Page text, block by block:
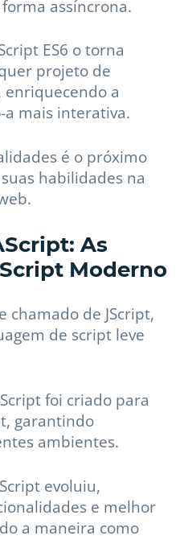
assíncrona.
ES6 o torna
projeto de
a
a mais interativa.
é o próximo
habilidades na
As
Moderno
chamado de JScript,
de script leve
foi criado para
garantindo
ambientes.
evoluiu,
e melhor
a maneira como